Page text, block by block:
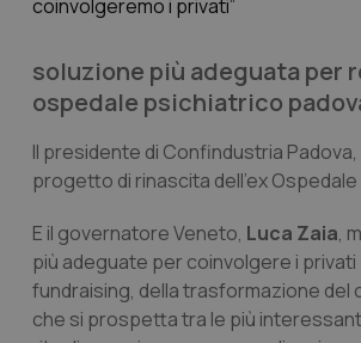
soluzione più adeguata per
ospedale psichiatrico
Il presidente di Confindustria Padova,
progetto di rinascita dell’ex
E il governatore Veneto, Luca Zaia,
più adeguate per coinvolgere i
fundraising, della trasformazione del
che si prospetta tra le più